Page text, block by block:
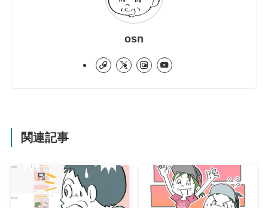
osn
関連記事